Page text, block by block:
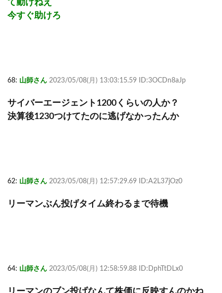
て動けねえ
今すぐ助けろ
68: 山師さん 2023/05/08(月) 13:03:15.59 ID:3OCDn8aJp
サイバーエージェント1200くらいの人か？
決算後1230つけてたのに逃げなかったんか
62: 山師さん 2023/05/08(月) 12:57:29.69 ID:A2L37jOz0
リーマンぶん投げタイム終わるまで待機
64: 山師さん 2023/05/08(月) 12:58:59.88 ID:DphTtDLx0